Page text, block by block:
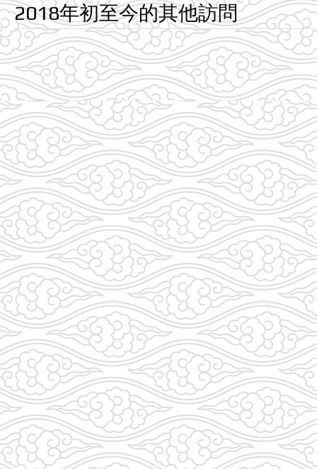
2018年初至今的其他訪問